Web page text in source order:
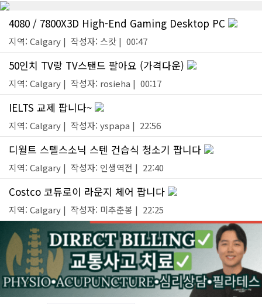
4080 / 7800X3D High-End Gaming Desktop PC
지역: Calgary | 작성자: 스캇 | 00:47
50인치 TV랑 TV스탠드 팔아요 (가격다운)
지역: Calgary | 작성자: rosieha | 00:17
IELTS 교제 팝니다~
지역: Calgary | 작성자: yspapa | 22:56
디월트 스텔스소닉 스텐 건습식 청소기 팝니다
지역: Calgary | 작성자: 인생역전 | 22:40
Costco 코듀로이 라운지 체어 팝니다
지역: Calgary | 작성자: 미추춘봉 | 22:25